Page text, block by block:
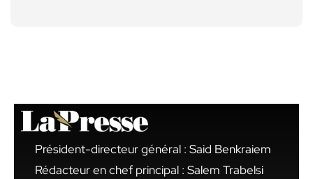
Président-directeur général : Said Benkraiem
Rédacteur en chef principal : Salem Trabelsi